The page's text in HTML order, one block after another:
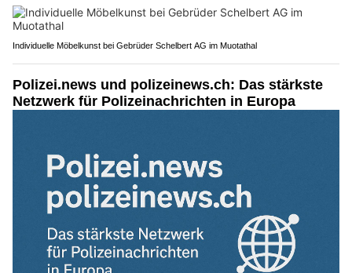
Individuelle Möbelkunst bei Gebrüder Schelbert AG im Muotathal
Polizei.news und polizeinews.ch: Das stärkste
Netzwerk für Polizeinachrichten in Europa